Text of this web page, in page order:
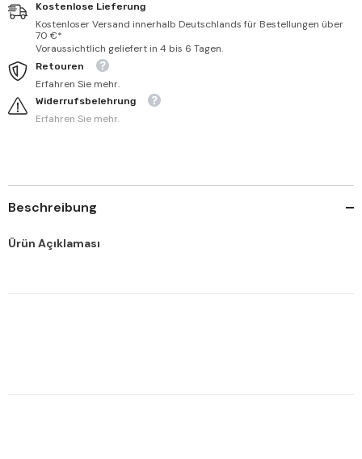
-
منهل
الهداة
معدل
الصلاة
وهو
على
معدل
-
منهل
الهداة
الى
معدل
الصلاة
وهو
على
معدل
Kostenlose Lieferung
Kostenloser Versand innerhalb Deutschlands für Bestellungen über
70 €*
Voraussichtlich geliefert in 4 bis 6 Tagen.
Retouren
Erfahren Sie mehr.
Widerrufsbelehrung
Erfahren Sie mehr.
Beschreibung
Ürün Açıklaması